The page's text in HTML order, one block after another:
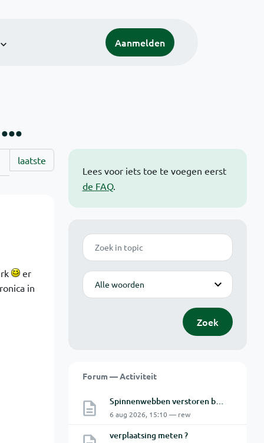
Aanmelden
Lees voor iets toe te voegen eerst
de FAQ.
Zoek
Modus
Zoek
Forum — Activiteit
Spinnenwebben verstoren beeld bewakingscamera's
6 aug 2026, 15:10 — rew
verplaatsing meten ?
laatste
er
in